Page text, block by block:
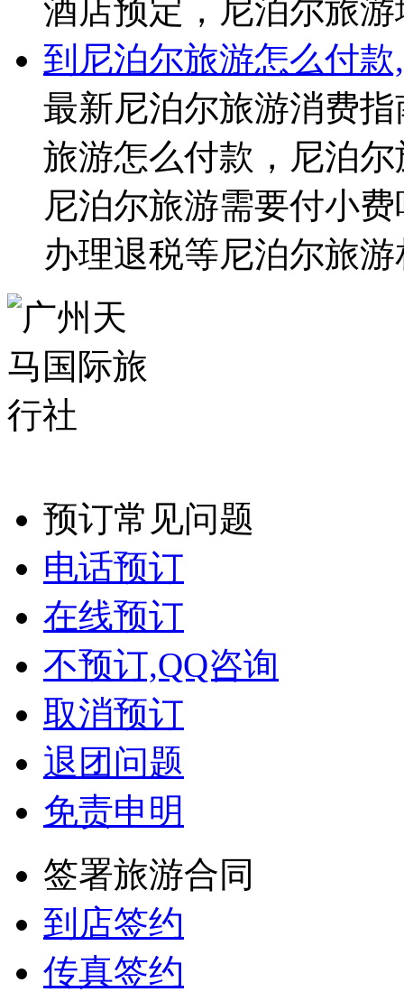
酒店预定，尼泊尔旅
到尼泊尔旅游怎么付
最新尼泊尔旅游消费
旅游怎么付款，尼泊
尼泊尔旅游需要付小
办理退税等尼泊尔旅
预订常见问题
电话预订
在线预订
不预订,QQ咨询
取消预订
退团问题
免责申明
签署旅游合同
到店签约
传真签约